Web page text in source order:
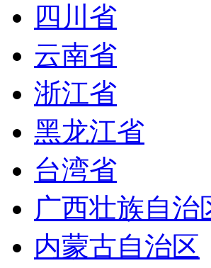
四川省
云南省
浙江省
黑龙江省
台湾省
广西壮族自治
内蒙古自治区